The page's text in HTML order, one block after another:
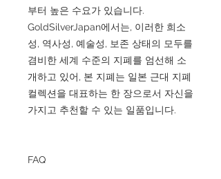
부터 높은 수요가 있습니다.
GoldSilverJapan에서는, 이러한 희소
성, 역사성, 예술성, 보존 상태의 모두를
겸비한 세계 수준의 지폐를 엄선해 소
개하고 있어, 본 지폐는 일본 근대 지폐
컬렉션을 대표하는 한 장으로서 자신을
가지고 추천할 수 있는 일품입니다.
FAQ